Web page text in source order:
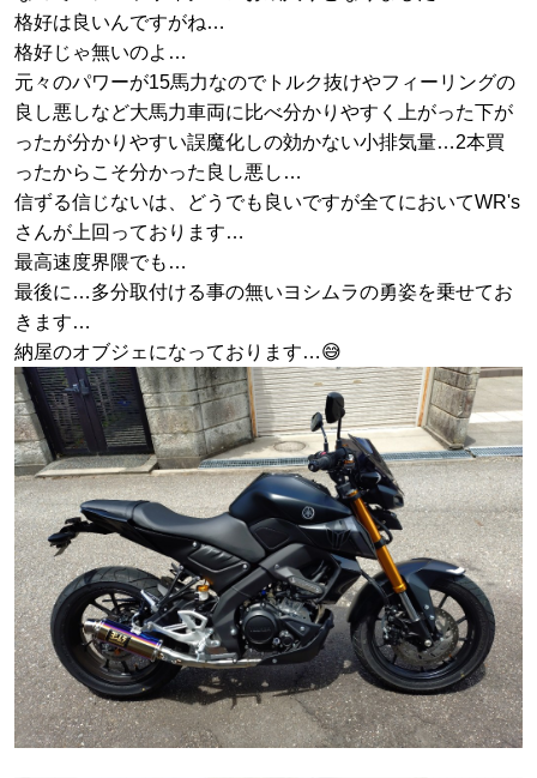
格好は良いんですがね…
格好じゃ無いのよ…
元々のパワーが15馬力なのでトルク抜けやフィーリングの
良し悪しなど大馬力車両に比べ分かりやすく上がった下が
ったが分かりやすい誤魔化しの効かない小排気量…2本買
ったからこそ分かった良し悪し…
信ずる信じないは、どうでも良いですが全てにおいてWR's
さんが上回っております…
最高速度界隈でも…
最後に…多分取付ける事の無いヨシムラの勇姿を乗せてお
きます…
納屋のオブジェになっております…😅